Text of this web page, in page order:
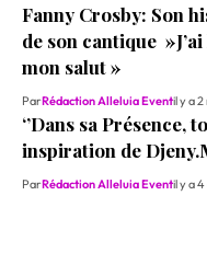
Fanny Crosby: Son
de son cantique
mon salut »
ParRédaction Alleluia Eventil y a 2
‘’Dans sa Présence,
inspiration de
ParRédaction Alleluia Eventil y a